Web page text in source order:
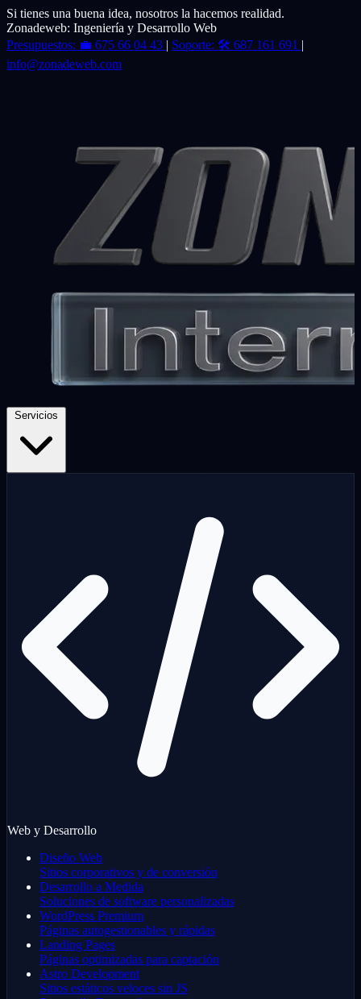
Si tienes una buena idea, nosotros la hacemos realidad.
Zonadeweb: Ingeniería y Desarrollo Web
Presupuestos: 💼 675 66 04 43 | Soporte: 🛠️ 687 161 691 |
info@zonadeweb.com
Web y Desarrollo
Diseño Web
Sitios corporativos y de conversión
Desarrollo a Medida
Soluciones de software personalizadas
WordPress Premium
Páginas autogestionables y rápidas
Landing Pages
Páginas optimizadas para captación
Astro Development
Sitios estáticos veloces sin JS